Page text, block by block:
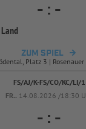
- : -
ZUM SPIEL
Platz 3 |
FS/AJ/K-FS/CO/KC/LI/1
FR.. 14.08.2026 /18:30
- : -